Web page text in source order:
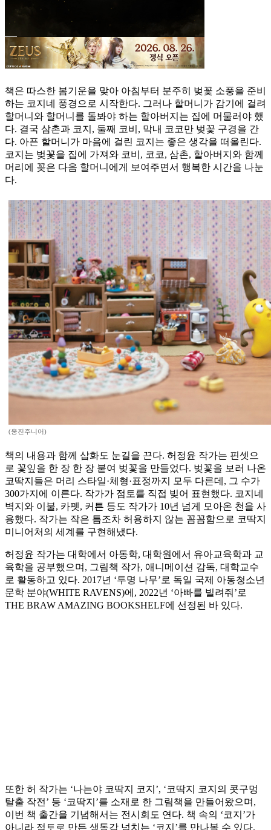
책은 따스한 봄기운을 맞아 아침부터 분주히 벚꽃 소풍을 준비
하는 코지네 풍경으로 시작한다. 그러나 할머니가 감기에 걸려
할머니와 할머니를 돌봐야 하는 할아버지는 집에 머물러야 했
다. 결국 삼촌과 코지, 둘째 코비, 막내 코코만 벚꽃 구경을 간
다. 아픈 할머니가 마음에 걸린 코지는 좋은 생각을 떠올린다.
코지는 벚꽃을 집에 가져와 코비, 코코, 삼촌, 할아버지와 함께
머리에 꽂은 다음 할머니에게 보여주면서 행복한 시간을 나눈
다.
(웅진주니어)
책의 내용과 함께 삽화도 눈길을 끈다. 허정윤 작가는 핀셋으
로 꽃잎을 한 장 한 장 붙여 벚꽃을 만들었다. 벚꽃을 보러 나온
코딱지들은 머리 스타일·체형·표정까지 모두 다른데, 그 수가
300가지에 이른다. 작가가 점토를 직접 빚어 표현했다. 코지네
벽지와 이불, 카펫, 커튼 등도 작가가 10년 넘게 모아온 천을 사
용했다. 작가는 작은 틈조차 허용하지 않는 꼼꼼함으로 코딱지
미니어처의 세계를 구현해냈다.
허정윤 작가는 대학에서 아동학, 대학원에서 유아교육학과 교
육학을 공부했으며, 그림책 작가, 애니메이션 감독, 대학교수
로 활동하고 있다. 2017년 ‘투명 나무’로 독일 국제 아동청소년
문학 분야(WHITE RAVENS)에, 2022년 ‘아빠를 빌려줘’로
THE BRAW AMAZING BOOKSHELF에 선정된 바 있다.
또한 허 작가는 ‘나는야 코딱지 코지’, ‘코딱지 코지의 콧구멍
탈출 작전’ 등 ‘코딱지’를 소재로 한 그림책을 만들어왔으며,
이번 책 출간을 기념해서는 전시회도 연다. 책 속의 ‘코지’가
아니라 점토로 만든 생동감 넘치는 ‘코지’를 만나볼 수 있다.